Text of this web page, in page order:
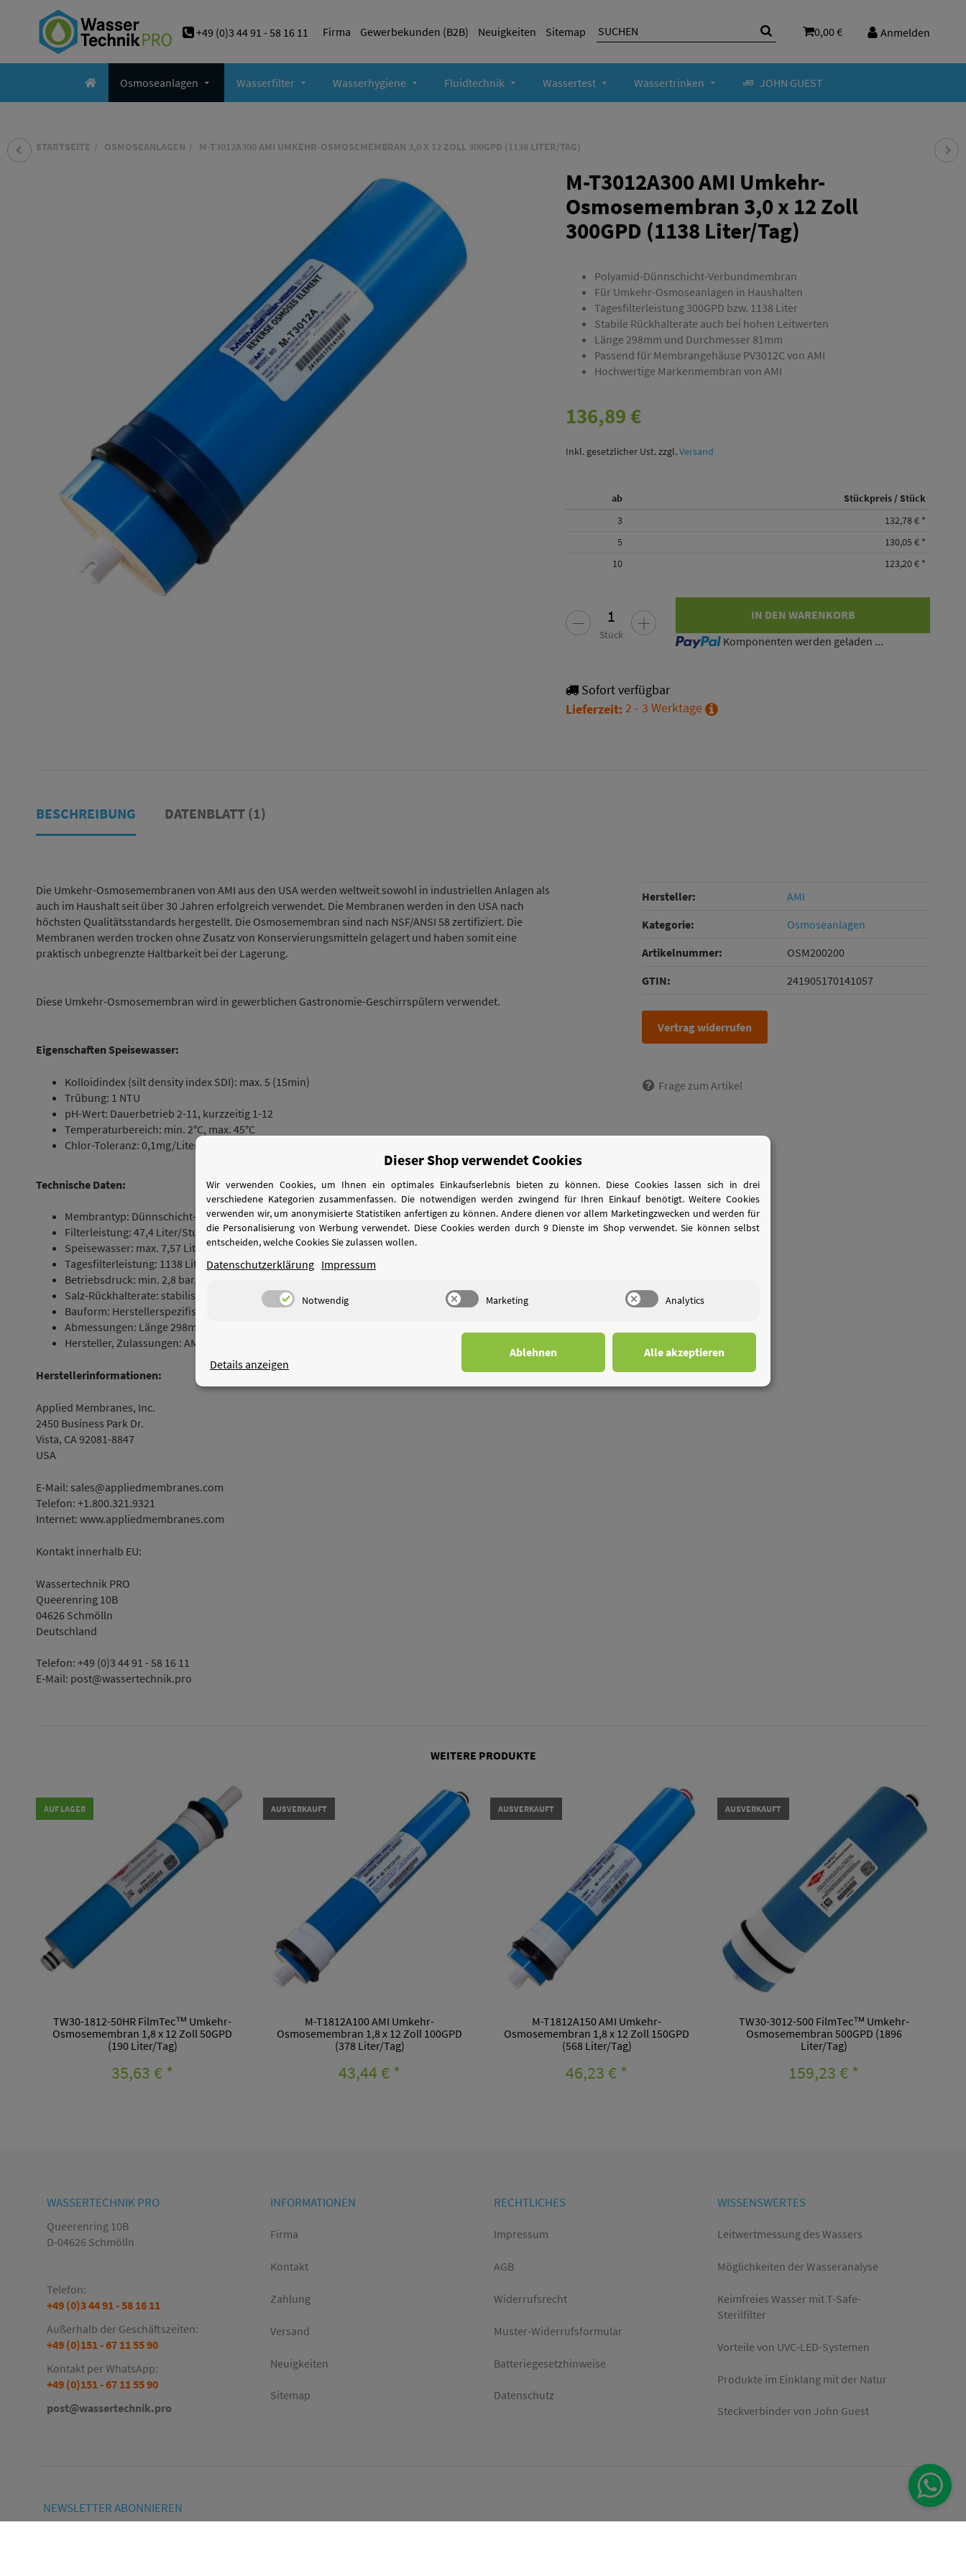
+49 (0)3 44 91 - 58 16 11 Firma Gewerbekunden (B2B) Neuigkeiten Sitemap 0,00 € Anmelden
Osmoseanlagen Wasserfilter Wasserhygiene Fluidtechnik Wassertest Wassertrinken JOHN GUEST
STARTSEITE OSMOSEANLAGEN M-T3012A300 AMI UMKEHR-OSMOSEMEMBRAN 3,0 X 12 ZOLL 300GPD (1138 LITER/TAG)
M-T3012A300 AMI Umkehr-
Osmosemembran 3,0 x 12 Zoll
300GPD (1138 Liter/Tag)
Polyamid-Dünnschicht-Verbundmembran
Für Umkehr-Osmoseanlagen in Haushalten
Tagesfilterleistung 300GPD bzw. 1138 Liter
Stabile Rückhalterate auch bei hohen Leitwerten
Länge 298mm und Durchmesser 81mm
Passend für Membrangehäuse PV3012C von AMI
Hochwertige Markenmembran von AMI
136,89 €
Inkl. gesetzlicher Ust. zzgl.Versand
ab
Stückpreis / Stück
3
132,78 € *
5
130,05 € *
10
123,20 € *
Stück
IN DEN WARENKORB
Loading... Komponenten werden geladen ...
Sofort verfügbar
Lieferzeit:2 - 3 Werktage
BESCHREIBUNG DATENBLATT (1)
Die Umkehr-Osmosemembranen von AMI aus den USA werden weltweit sowohl in industriellen Anlagen als
auch im Haushalt seit über 30 Jahren erfolgreich verwendet. Die Membranen werden in den USA nach
höchsten Qualitätsstandards hergestellt. Die Osmosemembran sind nach NSF/ANSI 58 zertifiziert. Die
Membranen werden trocken ohne Zusatz von Konservierungsmitteln gelagert und haben somit eine
praktisch unbegrenzte Haltbarkeit bei der Lagerung.
Diese Umkehr-Osmosemembran wird in gewerblichen Gastronomie-Geschirrspülern verwendet.
Eigenschaften Speisewasser:
Kolloidindex (silt density index SDI): max. 5 (15min)
Trübung: 1 NTU
pH-Wert: Dauerbetrieb 2-11, kurzzeitig 1-12
Temperaturbereich: min. 2°C, max. 45°C
Chlor-Toleranz: 0,1mg/Liter freies Chlor
Technische Daten:
Membrantyp: Dünnschicht-Verbundmembran
Filterleistung: 47,4 Liter/Stunde Reinstwasser (Permeat)
Speisewasser: max. 7,57 Liter/Minute
Tagesfilterleistung: 1138 Liter/Tag bzw. 300GPD
Betriebsdruck: min. 2,8 bar, max. 8,6 bar
Salz-Rückhalterate: stabilisiert 96% bis 98%
Bauform: Herstellerspezifisches Gehäuse PV3012C
Abmessungen: Länge 298mm, Durchmesser 81mm
Hersteller, Zulassungen: AMI NSF/ANSI 58
Herstellerinformationen:
Applied Membranes, Inc.
2450 Business Park Dr.
Vista, CA 92081-8847
USA
E-Mail: sales@appliedmembranes.com
Telefon: +1.800.321.9321
Internet: www.appliedmembranes.com
Kontakt innerhalb EU:
Wassertechnik PRO
Queerenring 10B
04626 Schmölln
Deutschland
Telefon: +49 (0)3 44 91 - 58 16 11
E-Mail: post@wassertechnik.pro
Hersteller:
AMI
Kategorie:
Osmoseanlagen
Artikelnummer:
OSM200200
GTIN:
241905170141057
Vertrag widerrufen
Frage zum Artikel
WEITERE PRODUKTE
AUF LAGER
TW30-1812-50HR FilmTec™ Umkehr-
Osmosemembran 1,8 x 12 Zoll 50GPD
(190 Liter/Tag)
35,63 €*
AUSVERKAUFT
M-T1812A100 AMI Umkehr-
Osmosemembran 1,8 x 12 Zoll 100GPD
(378 Liter/Tag)
43,44 €*
AUSVERKAUFT
M-T1812A150 AMI Umkehr-
Osmosemembran 1,8 x 12 Zoll 150GPD
(568 Liter/Tag)
46,23 €*
AUSVERKAUFT
TW30-3012-500 FilmTec™ Umkehr-
Osmosemembran 500GPD (1896
Liter/Tag)
159,23 €*
WASSERTECHNIK PRO
Queerenring 10B
D-04626 Schmölln
Telefon:
+49 (0)3 44 91 - 58 16 11
Außerhalb der Geschäftszeiten:
+49 (0)151 - 67 11 55 90
Kontakt per WhatsApp:
+49 (0)151 - 67 11 55 90
post@wassertechnik.pro
INFORMATIONEN
Firma
Kontakt
Zahlung
Versand
Neuigkeiten
Sitemap
RECHTLICHES
Impressum
AGB
Widerrufsrecht
Muster-Widerrufsformular
Batteriegesetzhinweise
Datenschutz
WISSENSWERTES
Leitwertmessung des Wassers
Möglichkeiten der Wasseranalyse
Keimfreies Wasser mit T-Safe-
Sterilfilter
Vorteile von UVC-LED-Systemen
Produkte im Einklang mit der Natur
Steckverbinder von John Guest
NEWSLETTERABONNIEREN
Dieser Shop verwendet Cookies
Wir verwenden Cookies, um Ihnen ein optimales Einkaufserlebnis bieten zu können. Diese Cookies lassen sich in drei
verschiedene Kategorien zusammenfassen. Die notwendigen werden zwingend für Ihren Einkauf benötigt. Weitere Cookies
verwenden wir, um anonymisierte Statistiken anfertigen zu können. Andere dienen vor allem Marketingzwecken und werden für
die Personalisierung von Werbung verwendet. Diese Cookies werden durch 9 Dienste im Shop verwendet. Sie können selbst
entscheiden, welche Cookies Sie zulassen wollen.
Datenschutzerklärung Impressum
Notwendig Marketing Analytics
Details anzeigen
Ablehnen Alle akzeptieren